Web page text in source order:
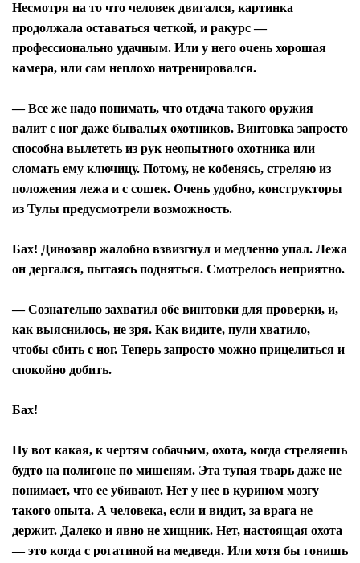
Несмотря на то что человек двигался, картинка
продолжала оставаться четкой, и ракурс —
профессионально удачным. Или у него очень хорошая
камера, или сам неплохо натренировался.
— Все же надо понимать, что отдача такого оружия
валит с ног даже бывалых охотников. Винтовка запросто
способна вылететь из рук неопытного охотника или
сломать ему ключицу. Потому, не кобенясь, стреляю из
положения лежа и с сошек. Очень удобно, конструкторы
из Тулы предусмотрели возможность.
Бах! Динозавр жалобно взвизгнул и медленно упал. Лежа
он дергался, пытаясь подняться. Смотрелось неприятно.
— Сознательно захватил обе винтовки для проверки, и,
как выяснилось, не зря. Как видите, пули хватило,
чтобы сбить с ног. Теперь запросто можно прицелиться и
спокойно добить.
Бах!
Ну вот какая, к чертям собачьим, охота, когда стреляешь
будто на полигоне по мишеням. Эта тупая тварь даже не
понимает, что ее убивают. Нет у нее в курином мозгу
такого опыта. А человека, если и видит, за врага не
держит. Далеко и явно не хищник. Нет, настоящая охота
— это когда с рогатиной на медведя. Или хотя бы гонишь